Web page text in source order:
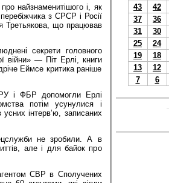
найзнаменитішого і, як
з СРСР і Росії
Третьякова, що працював
секрети головного
війни» — Піт Ерлі, книги
Еймсе критика раніше
і ФБР допомогли Ерлі
потім усунулися і
інтерв’ю, записаних
не зробили. А в
але і для байок про
СВР в Сполучених
43
42
37
36
31
30
25
24
19
18
13
12
7
6